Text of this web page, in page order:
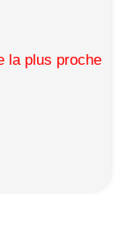
la plus proche